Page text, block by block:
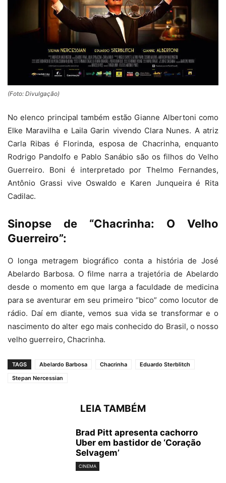
(Foto: Divulgação)
No elenco principal também estão Gianne Albertoni como
Elke Maravilha e Laila Garin vivendo Clara Nunes. A atriz
Carla Ribas é Florinda, esposa de Chacrinha, enquanto
Rodrigo Pandolfo e Pablo Sanábio são os filhos do Velho
Guerreiro. Boni é interpretado por Thelmo Fernandes,
Antônio Grassi vive Oswaldo e Karen Junqueira é Rita
Cadilac.
Sinopse de “Chacrinha: O Velho
Guerreiro”:
O longa metragem biográfico conta a história de José
Abelardo Barbosa. O filme narra a trajetória de Abelardo
desde o momento em que larga a faculdade de medicina
para se aventurar em seu primeiro “bico” como locutor de
rádio. Daí em diante, vemos sua vida se transformar e o
nascimento do alter ego mais conhecido do Brasil, o nosso
velho guerreiro, Chacrinha.
TAGS Abelardo Barbosa Chacrinha
Eduardo Sterblitch
Stepan Nercessian
LEIA TAMBÉM
Brad Pitt apresenta cachorro
Uber em bastidor de ‘Coração
Selvagem’
CINEMA